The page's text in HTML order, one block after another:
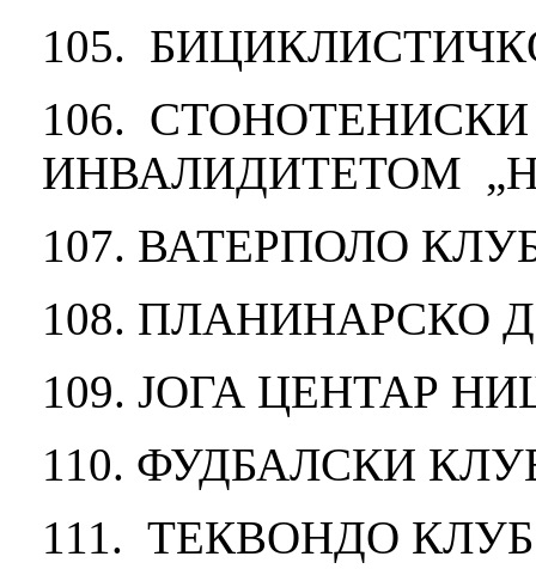
105.
106.
ИНВАЛИДИТЕТОМ
107. ВАТЕРПОЛО
108. ПЛАНИНАРСКО
109. ЈОГА ЦЕНТАР
110. ФУДБАЛСКИ
111. ТЕКВОНДО